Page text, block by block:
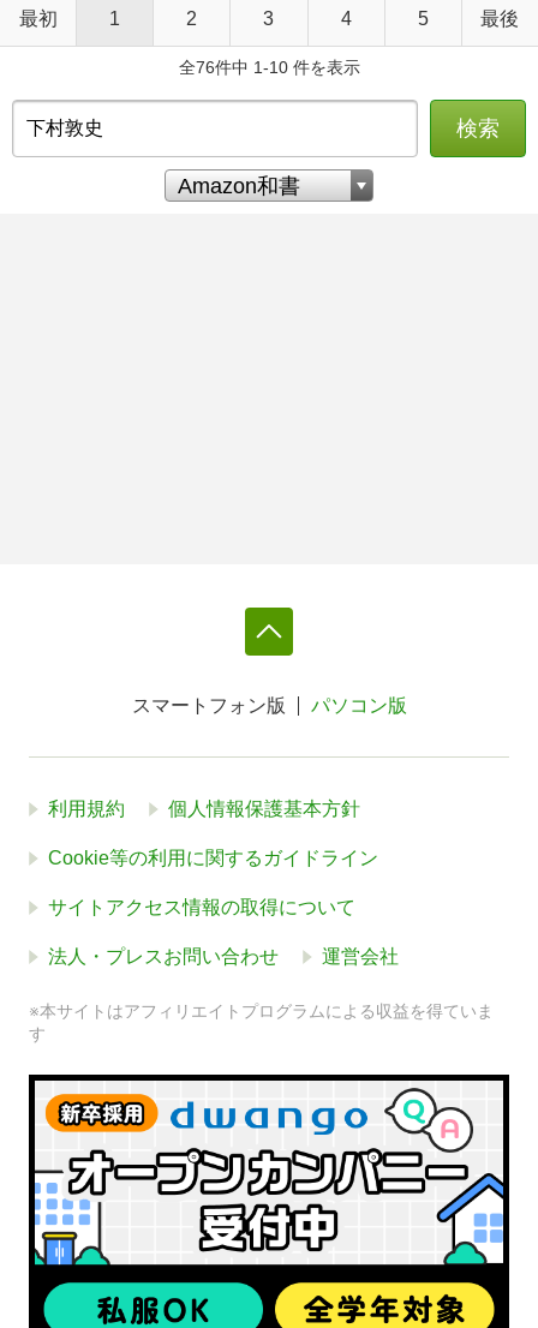
最初 1 2 3 4 5 最後
全76件中 1-10 件を表示
検索
スマートフォン版 パソコン版
利用規約 個人情報保護基本方針
Cookie等の利用に関するガイドライン
サイトアクセス情報の取得について
法人・プレスお問い合わせ 運営会社
※本サイトはアフィリエイトプログラムによる収益を得ていま
す